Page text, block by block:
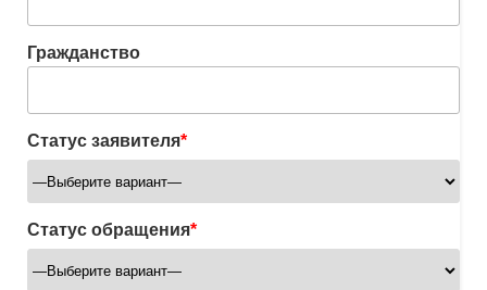
Гражданство
Статус заявителя*
Статус обращения*